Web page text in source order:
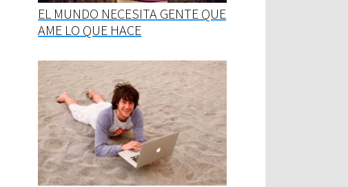
EL MUNDO NECESITA GENTE QUE
AME LO QUE HACE